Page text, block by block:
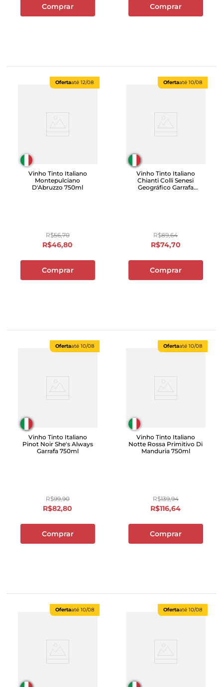
Comprar Comprar
Ofertaaté 12/08
Vinho Tinto Italiano
Montepulciano
D'Abruzzo 750ml
R$56,70
R$46,80
Comprar
Ofertaaté 10/08
Vinho Tinto Italiano
Chianti Colli Senesi
Geográfico Garrafa
R$89,64
R$74,70
Comprar
Ofertaaté 10/08
Vinho Tinto Italiano
Pinot Noir She's Always
Garrafa 750ml
R$99,90
R$82,80
Comprar
Ofertaaté 10/08
Vinho Tinto Italiano
Notte Rossa Primitivo Di
Manduria 750ml
R$139,94
R$116,64
Comprar
Ofertaaté 10/08 Ofertaaté 10/08